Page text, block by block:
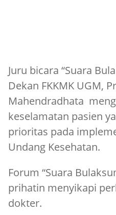
Juru bicara “Suara
Dekan FKKMK UGM,
Mahendradhata
keselamatan pasien
prioritas pada
Undang Kesehatan.
Forum “Suara
prihatin menyikapi
dokter.